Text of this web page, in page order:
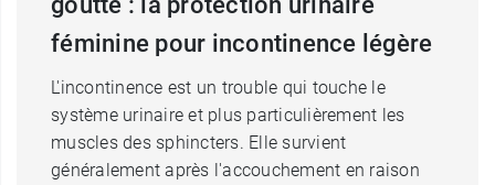
féminine pour incontinence légère
L'incontinence est un trouble qui touche le
système urinaire et plus particulièrement les
muscles des sphincters. Elle survient
généralement après l'accouchement en raison